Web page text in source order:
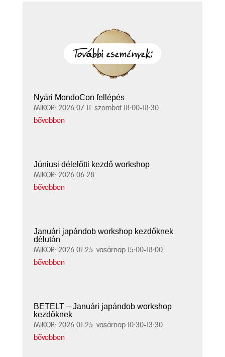
Nyári MondoCon fellépés
MIKOR: 2026.07.11. szombat 18:00-18:30
bővebben
Júniusi délelőtti kezdő workshop
MIKOR: 2026.06.28.
bővebben
Januári japándob workshop kezdőknek
délután
MIKOR: 2026.01.25. vasárnap 15:00-18:00
bővebben
BETELT – Januári japándob workshop
kezdőknek
MIKOR: 2026.01.25. vasárnap 10:30-13:30
bővebben